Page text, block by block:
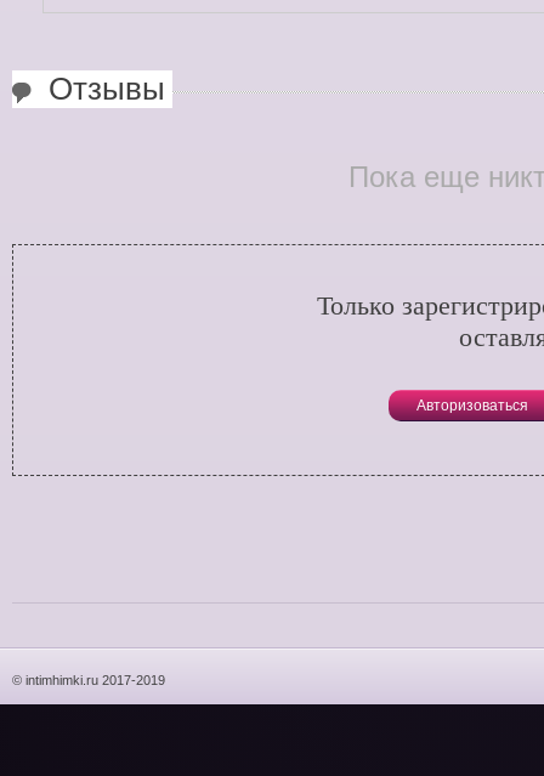
Отзывы
Пока еще
Только
Авторизоваться
© intimhimki.ru 2017-2019